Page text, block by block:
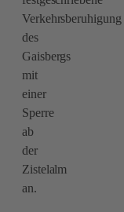
Verkehrsberuhigung
des
Gaisbergs
mit
einer
Sperre
ab
der
Zistelalm
an.